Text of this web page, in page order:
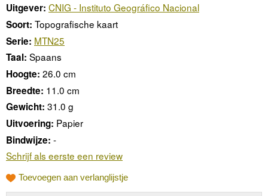
Uitgever: CNIG - Instituto Geográfico Nacional
Soort: Topografische kaart
Serie: MTN25
Taal: Spaans
Hoogte: 26.0 cm
Breedte: 11.0 cm
Gewicht: 31.0 g
Uitvoering: Papier
Bindwijze: -
Schrijf als eerste een review
Toevoegen aan verlanglijstje